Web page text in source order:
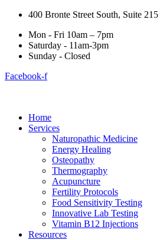
400 Bronte Street South, Suite
Mon - Fri 10am – 7pm
Saturday - 11am-3pm
Sunday - Closed
Facebook-f
Home
Services
Naturopathic Medicine
Energy Healing
Osteopathy
Thermography
Acupuncture
Fertility Protocols
Food Sensitivity Testing
Innovative Lab Testing
Vitamin B12 Injections
Resources